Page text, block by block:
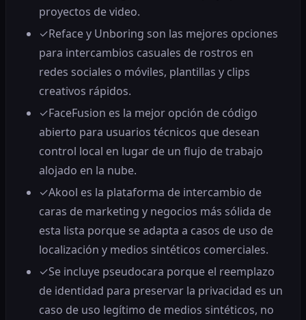
proyectos de video.
✓Reface y Unboring son las mejores opciones
para intercambios casuales de rostros en
redes sociales o móviles, plantillas y clips
creativos rápidos.
✓FaceFusion es la mejor opción de código
abierto para usuarios técnicos que desean
control local en lugar de un flujo de trabajo
alojado en la nube.
✓Akool es la plataforma de intercambio de
caras de marketing y negocios más sólida de
esta lista porque se adapta a casos de uso de
localización y medios sintéticos comerciales.
✓Se incluye pseudocara porque el reemplazo
de identidad para preservar la privacidad es un
caso de uso legítimo de medios sintéticos, no